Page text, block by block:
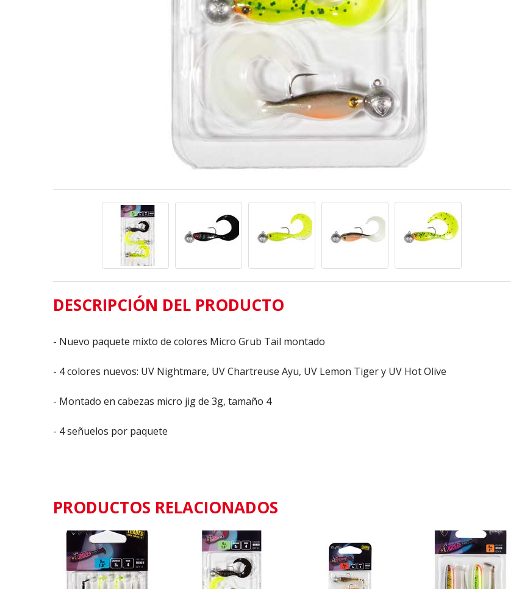
DESCRIPCIÓN DEL PRODUCTO
- Nuevo paquete mixto de colores Micro Grub Tail montado
- 4 colores nuevos: UV Nightmare, UV Chartreuse Ayu, UV Lemon Tiger y UV Hot Olive
- Montado en cabezas micro jig de 3g, tamaño 4
- 4 señuelos por paquete
PRODUCTOS RELACIONADOS